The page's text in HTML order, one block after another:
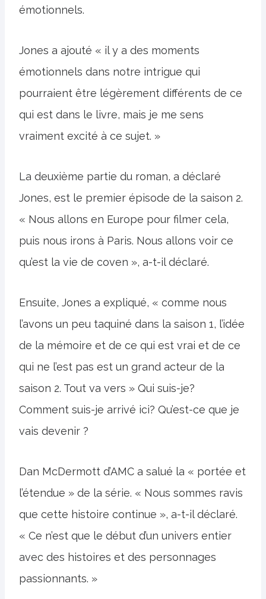
émotionnels.
Jones a ajouté « il y a des moments
émotionnels dans notre intrigue qui
pourraient être légèrement différents de ce
qui est dans le livre, mais je me sens
vraiment excité à ce sujet. »
La deuxième partie du roman, a déclaré
Jones, est le premier épisode de la saison 2.
« Nous allons en Europe pour filmer cela,
puis nous irons à Paris. Nous allons voir ce
qu’est la vie de coven », a-t-il déclaré.
Ensuite, Jones a expliqué, « comme nous
l’avons un peu taquiné dans la saison 1, l’idée
de la mémoire et de ce qui est vrai et de ce
qui ne l’est pas est un grand acteur de la
saison 2. Tout va vers » Qui suis-je?
Comment suis-je arrivé ici? Qu’est-ce que je
vais devenir ?
Dan McDermott d’AMC a salué la « portée et
l’étendue » de la série. « Nous sommes ravis
que cette histoire continue », a-t-il déclaré.
« Ce n’est que le début d’un univers entier
avec des histoires et des personnages
passionnants. »